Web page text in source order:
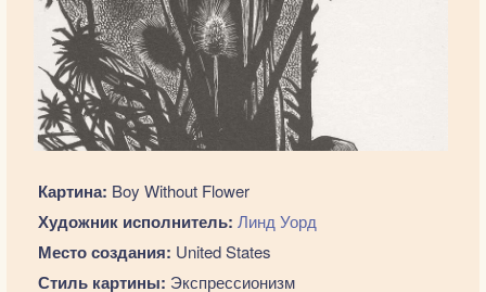
Картина: Boy Without Flower
Художник исполнитель: Линд Уорд
Место создания: United States
Стиль картины: Экспрессионизм